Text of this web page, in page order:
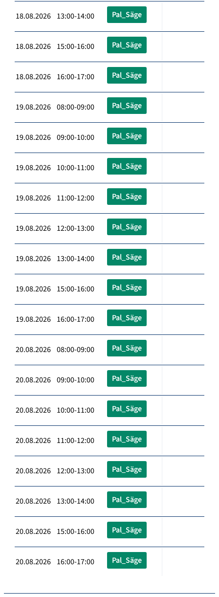
18.08.2026 13:00-14:00 Pal_Säge
18.08.2026 15:00-16:00 Pal_Säge
18.08.2026 16:00-17:00 Pal_Säge
19.08.2026 08:00-09:00 Pal_Säge
19.08.2026 09:00-10:00 Pal_Säge
19.08.2026 10:00-11:00 Pal_Säge
19.08.2026 11:00-12:00 Pal_Säge
19.08.2026 12:00-13:00 Pal_Säge
19.08.2026 13:00-14:00 Pal_Säge
19.08.2026 15:00-16:00 Pal_Säge
19.08.2026 16:00-17:00 Pal_Säge
20.08.2026 08:00-09:00 Pal_Säge
20.08.2026 09:00-10:00 Pal_Säge
20.08.2026 10:00-11:00 Pal_Säge
20.08.2026 11:00-12:00 Pal_Säge
20.08.2026 12:00-13:00 Pal_Säge
20.08.2026 13:00-14:00 Pal_Säge
20.08.2026 15:00-16:00 Pal_Säge
20.08.2026 16:00-17:00 Pal_Säge